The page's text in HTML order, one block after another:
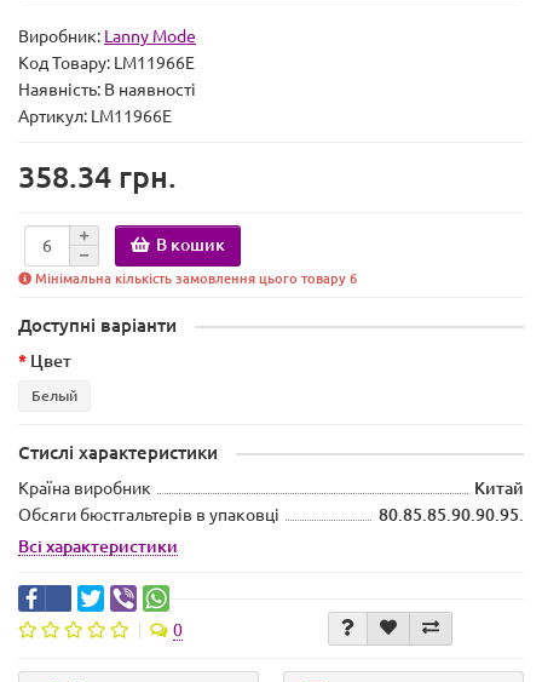
Виробник: Lanny Mode
Код Товару: LM11966E
Наявність: В наявності
Артикул: LM11966E
358.34 грн.
В кошик
Мінімальна кількість замовлення цього товару 6
Доступні варіанти
Цвет
Белый
Стислі характеристики
Країна виробник
Китай
Обсяги бюстгальтерів в упаковці
80.85.85.90.90.95.
Всі характеристики
0